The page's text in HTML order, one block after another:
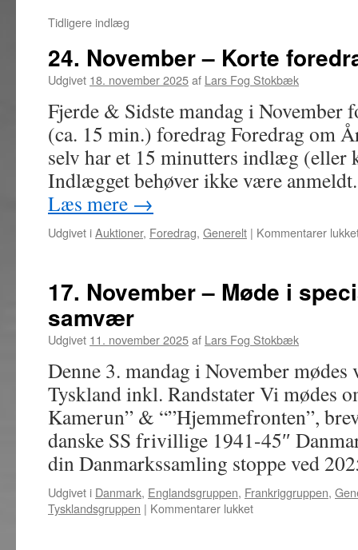
Tidligere indlæg
24. November – Korte
Udgivet 18. november 2025af Lars Fog Stokbæk
Fjerde & Sidste mandag i
(ca. 15 min.) foredrag Foredrag om
selv har et 15 minutters indlæg (eller
Indlægget behøver ikke være
Læs mere →
Udgivet iAuktioner, Foredrag, Generelt | Kommentarer
17. November – Møde i
samvær
Udgivet 11. november 2025af Lars Fog Stokbæk
Denne 3. mandag i November
Tyskland inkl. Randstater Vi mødes
Kamerun” & “”Hjemmefronten”,
danske SS frivillige 1941-45″
din Danmarkssamling stoppe ved
Udgivet i Danmark, Englandsgruppen, Frankriggruppen,
Tysklandsgruppen | Kommentarer lukkettil